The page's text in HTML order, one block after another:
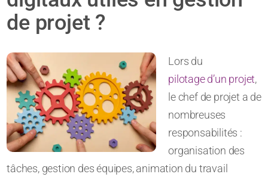
de projet ?
Lors du
pilotage d’un projet,
le chef de projet a de
nombreuses
responsabilités :
organisation des
tâches, gestion des équipes, animation du travail